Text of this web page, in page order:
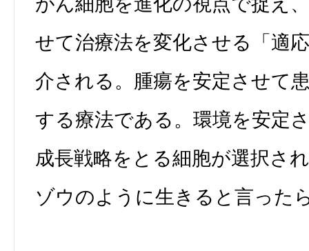
せて治療法を変化させる「適
介される。腫瘍を安定させて
する療法である。環境を安定
成長戦略をとる細胞が選択さ
ゾウのように生きると言った